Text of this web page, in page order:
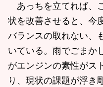
あっちを立てれば、
状を改善させると、今
バランスの取れない、
いている。雨でごまか
がエンジンの素性がス
り、現状の課題が浮き